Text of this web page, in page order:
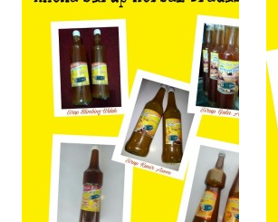
Aneka Sirup
Herbal
Tradisional
Aneka
Sirup
Herbal
Tradisional